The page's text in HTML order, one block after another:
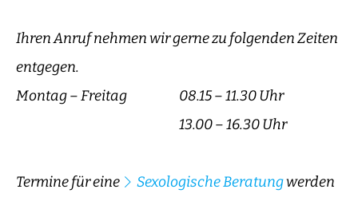
Ihren Anruf nehmen wir gerne zu folgenden Zeiten
entgegen.
Montag – Freitag
08.15 – 11.30 Uhr
13.00 – 16.30 Uhr
Termine für eine Sexologische Beratungwerden